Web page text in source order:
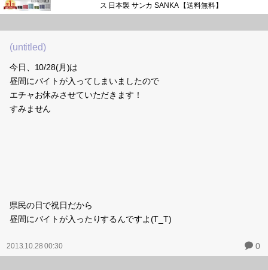
ス 日本製 サンカ SANKA 【送料無料】
(untitled)
今日、10/28(月)は
昼間にバイトが入ってしまいましたので
エチャお休みさせていただきます！
すみません
県民の日で祝日だから
昼間にバイトが入ったりするんですよ(T_T)
2013.10.28 00:30 0